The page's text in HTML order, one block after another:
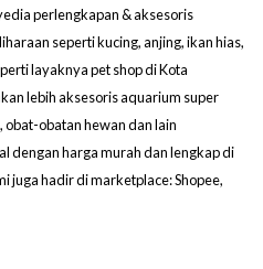
perlengkapan & aksesoris
seperti kucing, anjing, ikan hias,
layaknya pet shop di Kota
lebih aksesoris aquarium super
obatan hewan dan lain
dengan harga murah dan lengkap di
juga hadir di marketplace: Shopee,